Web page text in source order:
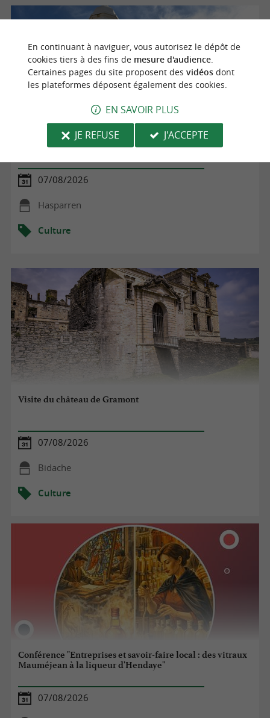
Visite guidée de la chapelle du Sacré Coeur
07/08/2026
Hasparren
Culture
Visite du château de Gramont
07/08/2026
Bidache
Culture
Conférence "Entreprises et savoir-faire local : des vitraux
Mauméjean à la liqueur d'Hendaye"
07/08/2026
En continuant à naviguer, vous autorisez le dépôt de
cookies tiers à des fins de mesure d'audience.
Certaines pages du site proposent des vidéosdont
les plateformes déposent également des cookies.
EN SAVOIR PLUS
JE REFUSE
J'ACCEPTE